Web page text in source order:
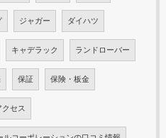
ジャガー ダイハツ
キャデラック ランドローバー
保証 保険・板金
クセス